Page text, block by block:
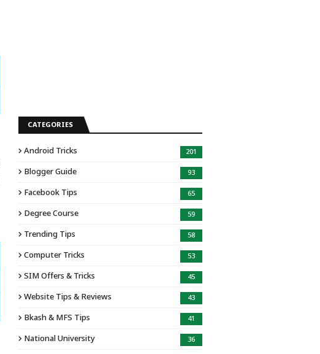
CATEGORIES
Android Tricks 201
Blogger Guide 93
Facebook Tips 65
Degree Course 59
Trending Tips 58
Computer Tricks 53
SIM Offers & Tricks 45
Website Tips & Reviews 43
Bkash & MFS Tips 41
National University 36